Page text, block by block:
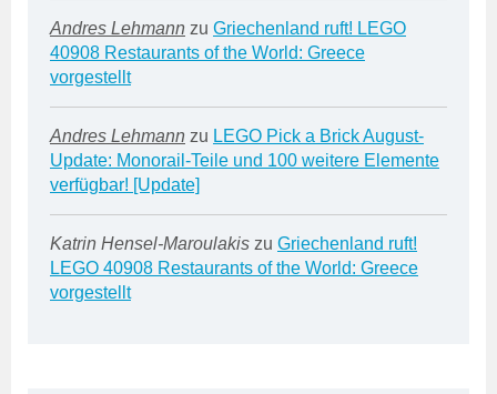
Andres Lehmann zu Griechenland ruft! LEGO
40908 Restaurants of the World: Greece
vorgestellt
Andres Lehmann zu LEGO Pick a Brick August-
Update: Monorail-Teile und 100 weitere Elemente
verfügbar! [Update]
Katrin Hensel-Maroulakis zu Griechenland ruft!
LEGO 40908 Restaurants of the World: Greece
vorgestellt